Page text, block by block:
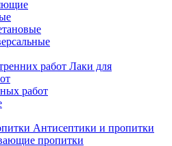
Лаки для
работ
Антисептики и пропитки